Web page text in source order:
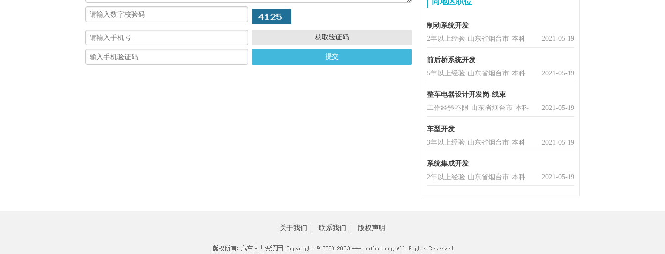
获取验证码
提交
同地区职位
制动系统开发
2年以上经验 山东省烟台市 本科 2021-05-19
前后桥系统开发
5年以上经验 山东省烟台市 本科 2021-05-19
整车电器设计开发岗-线束
工作经验不限 山东省烟台市 本科 2021-05-19
车型开发
3年以上经验 山东省烟台市 本科 2021-05-19
系统集成开发
2年以上经验 山东省烟台市 本科 2021-05-19
关于我们 联系我们 版权声明